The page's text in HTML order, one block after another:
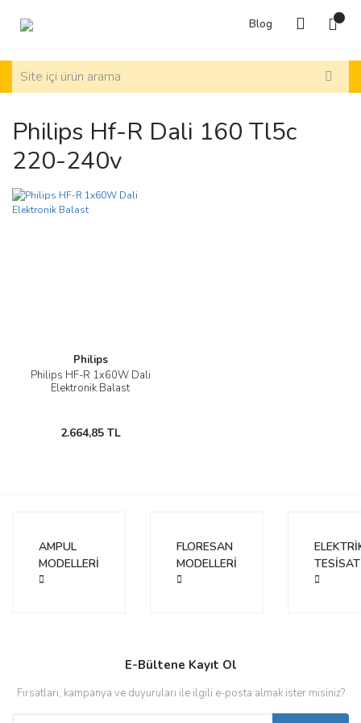
Blog
Philips Hf-R Dali 160 Tl5c
220-240v
Philips
Philips HF-R 1x60W Dali
Elektronik Balast
2.664,85 TL
AMPUL
MODELLERİ
FLORESAN
MODELLERİ
TESİSAT
E-Bültene Kayıt Ol
Fırsatları, kampanya ve duyuruları ile ilgili e-posta almak ister misiniz?